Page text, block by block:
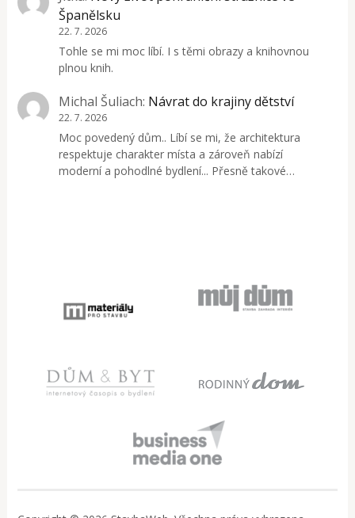
Španělsku
22. 7. 2026
Tohle se mi moc líbí. I s těmi obrazy a knihovnou
plnou knih.
Michal Šuliach: Návrat do krajiny dětství
22. 7. 2026
Moc povedený dům.. Líbí se mi, že architektura
respektuje charakter místa a zároveň nabízí
moderní a pohodlné bydlení... Přesně takové…